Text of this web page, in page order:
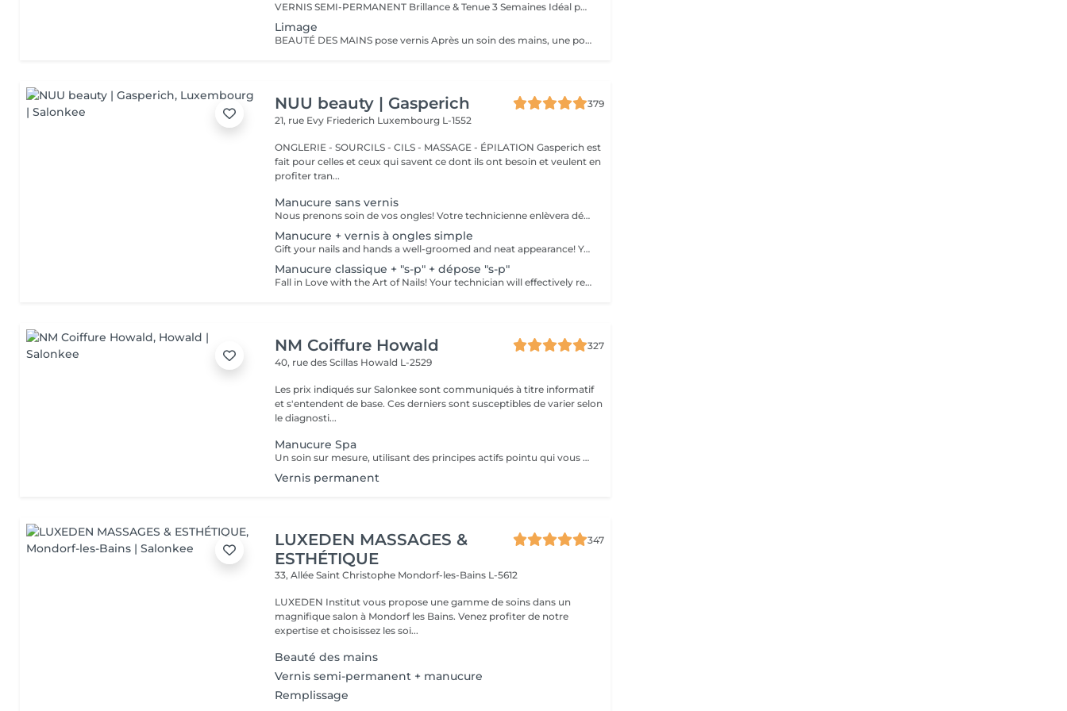
VERNIS SEMI-PERMANENT Brillance & Tenue 3 Semaines Idéal pour celles qui veulent une manucure impeccable sans abîmer leurs ongles naturels, le vernis semi-permanent ProNails assure une brillance éclatante et une tenue longue durée. Pourquoi choisir le semi-permanent ? Séchage immédiat sous lampe LED Jusqu'à 3 semaines de tenue sans s'écailler Large choix de couleurs tendances Dépose rapide et en douceur Disponible pour les mains & les pieds pour une mise en beauté complète. ONGLES PARFAITS AVEC PRONAILS EXPERTISE & QUALITÉ PROFESSIONNELLE Dans notre institut, nous vous offrons un service onglerie haut de gamme, réalisé avec les produits de la marque ProNails, reconnue pour sa qualité et sa tenue exceptionnelle. Nos expertes en onglerie, dont certaines sont également formatrices en prothésie ongulaire dans notre centre de formation Concept Beauté Distribution, sauront vous conseiller et sublimer vos ongles avec professionnalisme.
Limage
BEAUTÉ DES MAINS pose vernis Après un soin des mains, une pose vernis : Limage et mise en forme des ongles Application d'un vernis Longwear ProNails longue tenue ou semi-permanent (en option) Une pause bien-être idéale pour retrouver des mains soignées et élégantes.
NUU beauty | Gasperich
379
21, rue Evy Friederich Luxembourg L-1552
ONGLERIE - SOURCILS - CILS - MASSAGE - ÉPILATION Gasperich est
fait pour celles et ceux qui savent ce dont ils ont besoin et veulent en
profiter tran...
Manucure sans vernis
Nous prenons soin de vos ongles! Votre technicienne enlèvera délicatement les cellules mortes, façonnera et limera vos ongles, et polira la surface extérieure pour un fini lisse et naturel. Nos experts proposent des manucures à bords, hardware ou combinées, selon vos préférences. Comment se fait une manucure sans vernis? - la peau rugueuse est délicatement enlevée - la forme de la plaque de l'ongle est corrigée avec douceur - les cuticules et bords latéraux sont soigneusement traités - de l'huile nourrissante pour les cuticules et de la crème pour les mains sont appliquées pour nourrir et hydrater Limitations d'âge: recommandé à partir de 14 ans. Recommandations post-procédure: aucun soin particulier n'est nécessaire après cette procédure. Fréquence: une fois toutes les 3 semaines.
Manucure + vernis à ongles simple
Gift your nails and hands a well-groomed and neat appearance! Your technician will effectively remove dead skin cells, shape and file nails, and buff the outer surface. A regular nail polish is applied at the end of this treatment. Our masters do edged, hardware, or combined manicure. How is manicure with simple nail polish done? - rough skin is removed - the shape of the nail plate is corrected - the cuticle and side ridges are corrected - nail polish is applied - cuticle oil and hand cream are applied Age restrictions: recommended to do from 14 years. Post procedure recommendations: there are no post recommendations for this procedure. Frequency: once in 3 weeks.
Manucure classique + "s-p" + dépose "s-p"
Fall in Love with the Art of Nails! Your technician will effectively remove dead skin cells, shape and file nails, and buff the outer surface. Semi-permanent nail polish is applied. It looks like regular nail polish, but stays on your nails much longer. Fantastic, isn't it? It is drying in a led lamp and lasts for weeks. Our masters do edged, hardware, or combined manicure. How is manicure with semi-permanent nail polish done? - removal of old semi-permanent (if needed) - rough skin is removed - the shape of the nail plate is corrected - the cuticle and side ridges are corrected - semi-permanent nail polish is applied - cuticle oil and hand cream are applied Age restrictions: recommended to do from 16 years. Post procedure recommendations: there are no post recommendations for this procedure. Frequency: once in 3 weeks.
NM Coiffure Howald
327
40, rue des Scillas Howald L-2529
Les prix indiqués sur Salonkee sont communiqués à titre informatif
et s'entendent de base. Ces derniers sont susceptibles de varier selon
le diagnosti...
Manucure Spa
Un soin sur mesure, utilisant des principes actifs pointu qui vous aidera a la restructuration de vos mains ainsi que vos ongles. Une combination parfaite entre exfoliation et masque pour retrouver éclat et hydratation durable .
Vernis permanent
LUXEDEN MASSAGES &
ESTHÉTIQUE
347
33, Allée Saint Christophe Mondorf-les-Bains L-5612
LUXEDEN Institut vous propose une gamme de soins dans un
magnifique salon à Mondorf les Bains. Venez profiter de notre
expertise et choisissez les soi...
Beauté des mains
Vernis semi-permanent + manucure
Remplissage